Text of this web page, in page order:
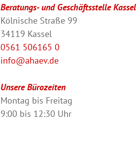
Beratungs- und Geschäftsstelle Kassel
Kölnische Straße 99
34119 Kassel
0561 506165 0
info@ahaev.de
Unsere Bürozeiten
Montag bis Freitag
9:00 bis 12:30 Uhr